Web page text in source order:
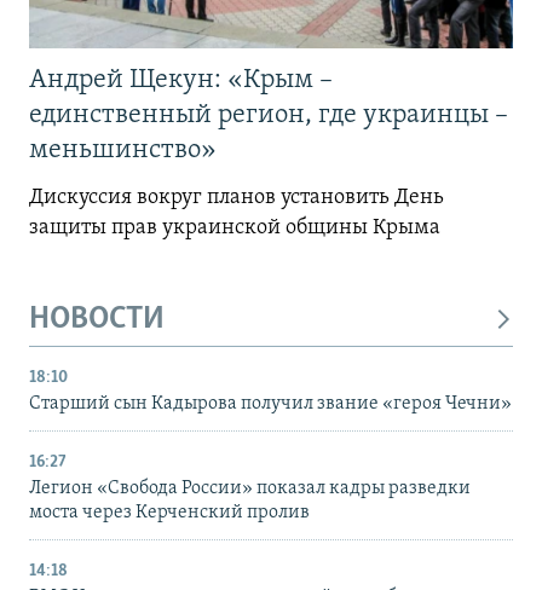
Андрей Щекун: «Крым –
единственный регион, где украинцы –
меньшинство»
Дискуссия вокруг планов установить День
защиты прав украинской общины Крыма
НОВОСТИ
18:10
Старший сын Кадырова получил звание «героя Чечни»
16:27
Легион «Свобода России» показал кадры разведки
моста через Керченский пролив
14:18